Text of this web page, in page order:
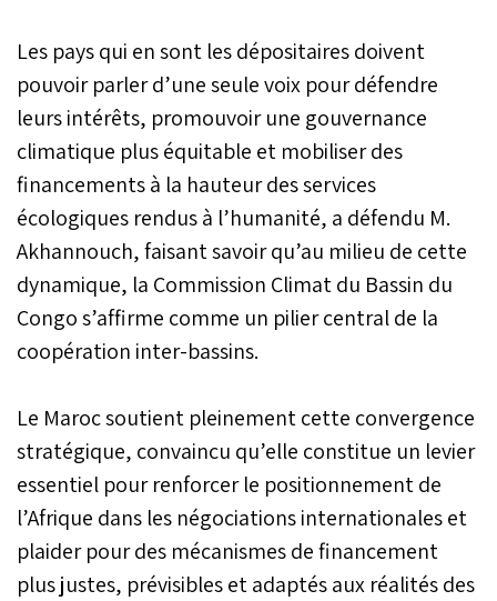
Les pays qui en sont les dépositaires doivent
pouvoir parler d’une seule voix pour défendre
leurs intérêts, promouvoir une gouvernance
climatique plus équitable et mobiliser des
financements à la hauteur des services
écologiques rendus à l’humanité, a défendu M.
Akhannouch, faisant savoir qu’au milieu de cette
dynamique, la Commission Climat du Bassin du
Congo s’affirme comme un pilier central de la
coopération inter-bassins.
Le Maroc soutient pleinement cette convergence
stratégique, convaincu qu’elle constitue un levier
essentiel pour renforcer le positionnement de
l’Afrique dans les négociations internationales et
plaider pour des mécanismes de financement
plus justes, prévisibles et adaptés aux réalités des